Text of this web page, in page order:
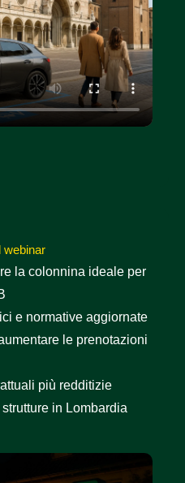
webinar
la colonnina ideale per
e normative aggiornate
le prenotazioni
più redditizie
in Lombardia